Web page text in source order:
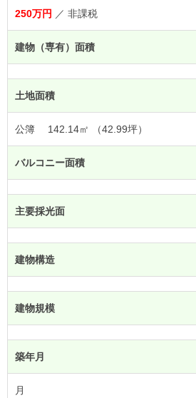
250万円 ／ 非課税
建物（専有）面積
土地面積
公簿 142.14㎡ （42.99坪）
バルコニー面積
主要採光面
建物構造
建物規模
築年月
月